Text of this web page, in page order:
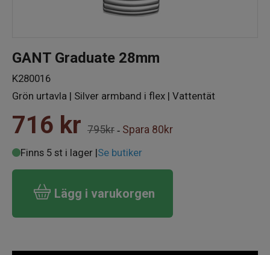
GANT Graduate 28mm
K280016
Grön urtavla | Silver armband i flex | Vattentät
716 kr 795kr - Spara 80kr
Finns 5 st i lager |Se butiker
Lägg i varukorgen